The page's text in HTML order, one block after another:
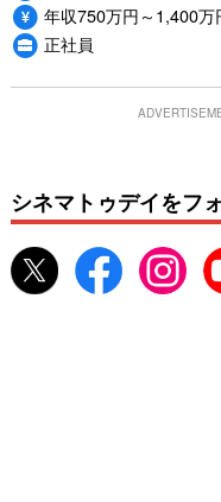
年収750万円～1,400万
正社員
シネマトゥデイをフ